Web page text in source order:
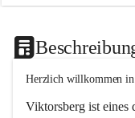
Herzlich willkommen in
Viktorsberg ist eines